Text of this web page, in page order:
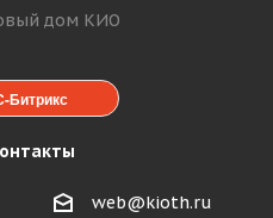
дом КИО
Битрикс
web@kioth.ru